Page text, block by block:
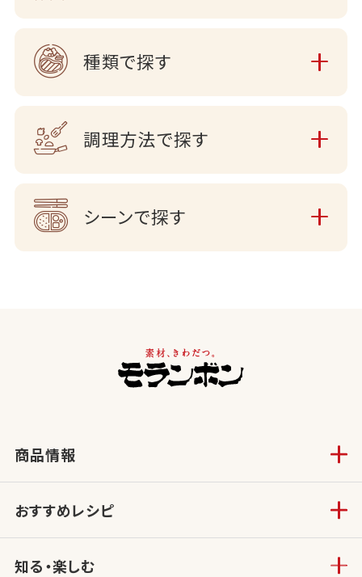
種類で探す
調理方法で探す
シーンで探す
商品情報
おすすめレシピ
知る・楽しむ